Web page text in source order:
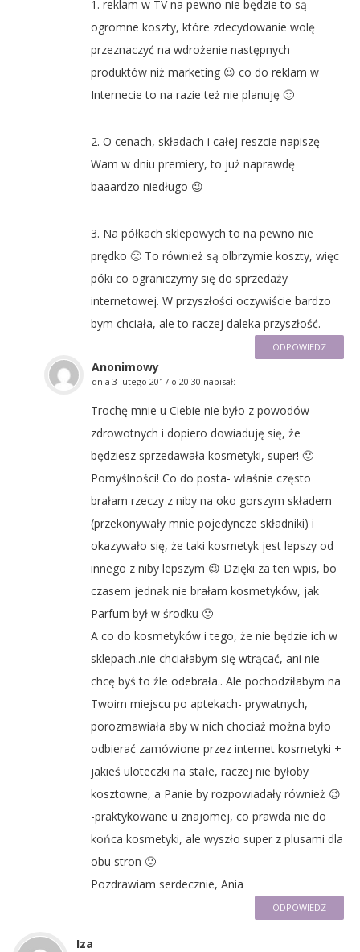
1. reklam w TV na pewno nie będzie to są
ogromne koszty, które zdecydowanie wolę
przeznaczyć na wdrożenie następnych
produktów niż marketing 😉 co do reklam w
Internecie to na razie też nie planuję 🙂
2. O cenach, składach i całej reszcie napiszę
Wam w dniu premiery, to już naprawdę
baaardzo niedługo 😉
3. Na półkach sklepowych to na pewno nie
prędko 🙁 To również są olbrzymie koszty, więc
póki co ograniczymy się do sprzedaży
internetowej. W przyszłości oczywiście bardzo
bym chciała, ale to raczej daleka przyszłość.
ODPOWIEDZ
Anonimowy
dnia 3 lutego 2017 o 20:30 napisał:
Trochę mnie u Ciebie nie było z powodów
zdrowotnych i dopiero dowiaduję się, że
będziesz sprzedawała kosmetyki, super! 🙂
Pomyślności! Co do posta- właśnie często
brałam rzeczy z niby na oko gorszym składem
(przekonywały mnie pojedyncze składniki) i
okazywało się, że taki kosmetyk jest lepszy od
innego z niby lepszym 😉 Dzięki za ten wpis, bo
czasem jednak nie brałam kosmetyków, jak
Parfum był w środku 🙂
A co do kosmetyków i tego, że nie będzie ich w
sklepach..nie chciałabym się wtrącać, ani nie
chcę byś to źle odebrała.. Ale pochodziłabym na
Twoim miejscu po aptekach- prywatnych,
porozmawiała aby w nich chociaż można było
odbierać zamówione przez internet kosmetyki +
jakieś uloteczki na stałe, raczej nie byłoby
kosztowne, a Panie by rozpowiadały również 😉
-praktykowane u znajomej, co prawda nie do
końca kosmetyki, ale wyszło super z plusami dla
obu stron 🙂
Pozdrawiam serdecznie, Ania
ODPOWIEDZ
Iza